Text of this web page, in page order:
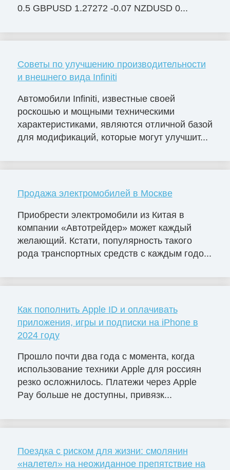
0.5 GBPUSD 1.27272 -0.07 NZDUSD 0...
Советы по улучшению производительности
и внешнего вида Infiniti
Автомобили Infiniti, известные своей
роскошью и мощными техническими
характеристиками, являются отличной базой
для модификаций, которые могут улучшит...
Продажа электромобилей в Москве
Приобрести электромобили из Китая в
компании «Автотрейдер» может каждый
желающий. Кстати, популярность такого
рода транспортных средств с каждым годо...
Как пополнить Apple ID и оплачивать
приложения, игры и подписки на iPhone в
2024 году
Прошло почти два года с момента, когда
использование техники Apple для россиян
резко осложнилось. Платежи через Apple
Pay больше не доступны, привязк...
Поездка с риском для жизни: смолянин
«налетел» на неожиданное препятствие на